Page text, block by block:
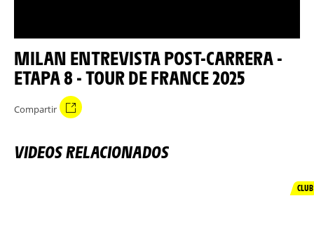
MILAN ENTREVISTA POST-CARRERA -
ETAPA 8 - TOUR DE FRANCE 2025
Compartir
VIDEOS RELACIONADOS
CLUB